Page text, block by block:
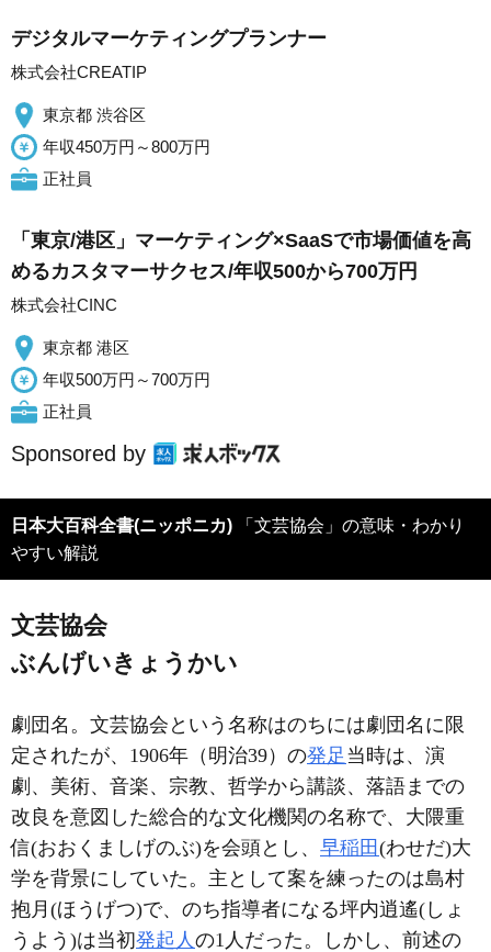
デジタルマーケティングプランナー
株式会社CREATIP
東京都 渋谷区
年収450万円～800万円
正社員
「東京/港区」マーケティング×SaaSで市場価値を高
めるカスタマーサクセス/年収500から700万円
株式会社CINC
東京都 港区
年収500万円～700万円
正社員
Sponsored by
日本大百科全書(ニッポニカ) 「文芸協会」の意味・わかり
やすい解説
文芸協会
ぶんげいきょうかい
劇団名。文芸協会という名称はのちには劇団名に限
定されたが、1906年（明治39）の発足 当時は、演
劇、美術、音楽、宗教、哲学から講談、落語までの
改良を意図した総合的な文化機関の名称で、大隈重
信(おおくましげのぶ)を会頭とし、 早稲田 (わせだ)大
学を背景にしていた。主として案を練ったのは島村
抱月(ほうげつ)で、のち指導者になる坪内逍遙(しょ
うよう)は当初発起人の1人だった。しかし、前述の